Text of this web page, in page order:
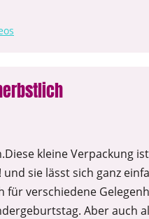
kleine Verpackung
sie lässt sich ganz
für verschiedene
Aber auch